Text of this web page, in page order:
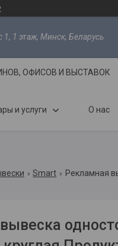
1, 1 этаж, Минск, Беларусь
ОФИСОВ И ВЫСТАВОК
и услуги О нас
Smart Рекламная